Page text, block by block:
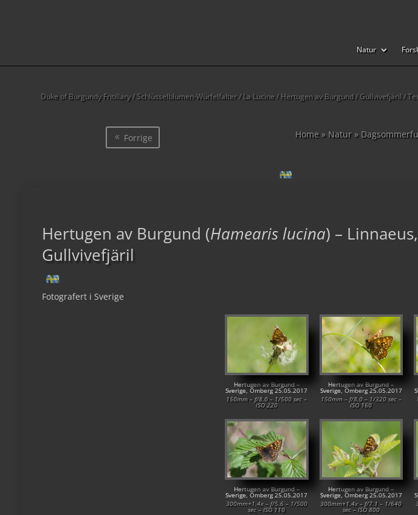
Natur
Duke of Burgundy Fritillary / Schlüsselblumen-Würfelfalter / La Lucine / Hertugen av Burgund / Gullvivefjäril /
Forrige Home» Natur»
Hertugen av Burgund (Hamearis lucina) –
Gullvivefjäril
Fotografert i Sverige
Hertugen av Burgund –
Sverige, Omberg 25.05.2017
150mm – f/8.0 – 1/500 sec –
ISO 220
Hertugen av Burgund –
Sverige, Omberg 25.05.2017
150mm – f/8.0 – 1/320 sec –
ISO 160
Hertugen av Burgund –
Sverige, Omberg 25.05.2017
300mm+1.4x – f/5.6 – 1/500
sec – ISO 110
Hertugen av Burgund –
Sverige, Omberg 25.05.2017
300mm+1.4x – f/7.1 – 1/640
sec – ISO 800